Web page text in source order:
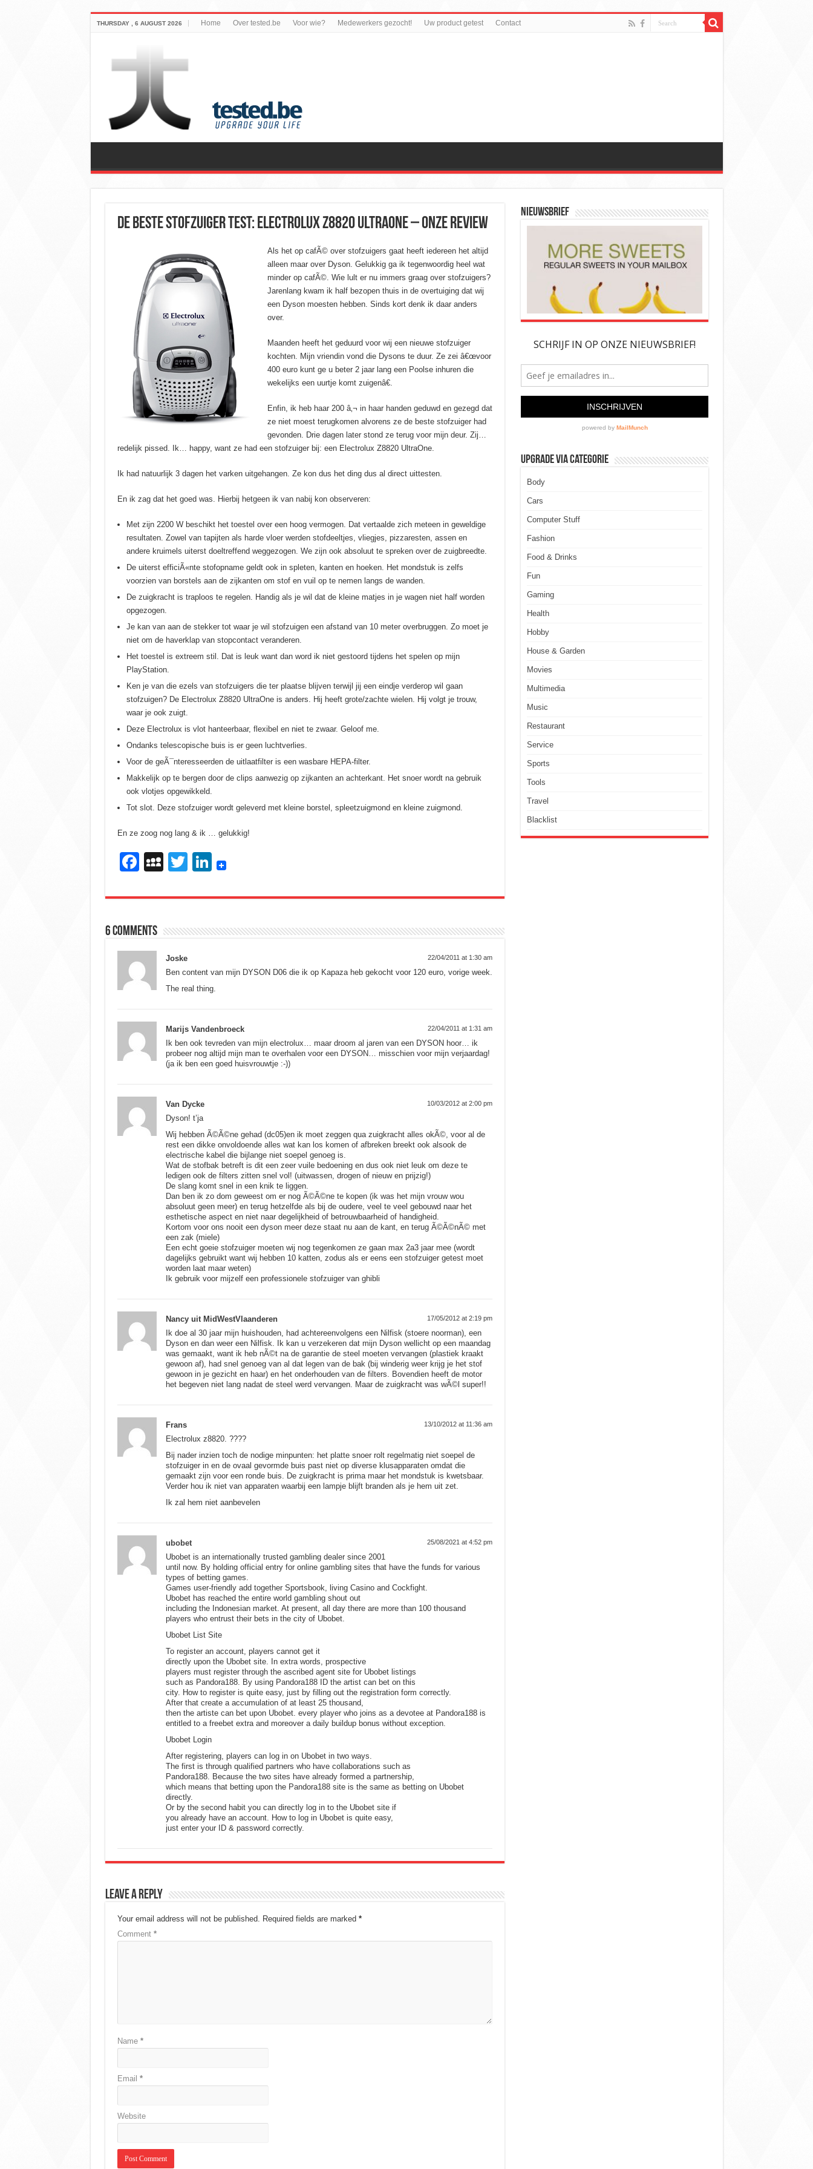
THURSDAY , 6 AUGUST 2026 Home Over tested.be Voor wie? Medewerkers gezocht! Uw product getest Contact
De beste stofzuiger test: Electrolux Z8820 UltraOne – Onze review
Als het op cafÃ© over stofzuigers gaat heeft iedereen het altijd
alleen maar over Dyson. Gelukkig ga ik tegenwoordig heel wat
minder op cafÃ©. Wie lult er nu immers graag over stofzuigers?
Jarenlang kwam ik half bezopen thuis in de overtuiging dat wij
een Dyson moesten hebben. Sinds kort denk ik daar anders
over.
Maanden heeft het geduurd voor wij een nieuwe stofzuiger
kochten. Mijn vriendin vond die Dysons te duur. Ze zei â€œvoor
400 euro kunt ge u beter 2 jaar lang een Poolse inhuren die
wekelijks een uurtje komt zuigenâ€.
Enfin, ik heb haar 200 â‚¬ in haar handen geduwd en gezegd dat
ze niet moest terugkomen alvorens ze de beste stofzuiger had
gevonden. Drie dagen later stond ze terug voor mijn deur. Zij…
redelijk pissed. Ik… happy, want ze had een stofzuiger bij: een Electrolux Z8820 UltraOne.
Ik had natuurlijk 3 dagen het varken uitgehangen. Ze kon dus het ding dus al direct uittesten.
En ik zag dat het goed was. Hierbij hetgeen ik van nabij kon observeren:
Met zijn 2200 W beschikt het toestel over een hoog vermogen. Dat vertaalde zich meteen in geweldige
resultaten. Zowel van tapijten als harde vloer werden stofdeeltjes, vliegjes, pizzaresten, assen en
andere kruimels uiterst doeltreffend weggezogen. We zijn ook absoluut te spreken over de zuigbreedte.
De uiterst efficiÃ«nte stofopname geldt ook in spleten, kanten en hoeken. Het mondstuk is zelfs
voorzien van borstels aan de zijkanten om stof en vuil op te nemen langs de wanden.
De zuigkracht is traploos te regelen. Handig als je wil dat de kleine matjes in je wagen niet half worden
opgezogen.
Je kan van aan de stekker tot waar je wil stofzuigen een afstand van 10 meter overbruggen. Zo moet je
niet om de haverklap van stopcontact veranderen.
Het toestel is extreem stil. Dat is leuk want dan word ik niet gestoord tijdens het spelen op mijn
PlayStation.
Ken je van die ezels van stofzuigers die ter plaatse blijven terwijl jij een eindje verderop wil gaan
stofzuigen? De Electrolux Z8820 UltraOne is anders. Hij heeft grote/zachte wielen. Hij volgt je trouw,
waar je ook zuigt.
Deze Electrolux is vlot hanteerbaar, flexibel en niet te zwaar. Geloof me.
Ondanks telescopische buis is er geen luchtverlies.
Voor de geÃ¯nteresseerden de uitlaatfilter is een wasbare HEPA-filter.
Makkelijk op te bergen door de clips aanwezig op zijkanten an achterkant. Het snoer wordt na gebruik
ook vlotjes opgewikkeld.
Tot slot. Deze stofzuiger wordt geleverd met kleine borstel, spleetzuigmond en kleine zuigmond.
En ze zoog nog lang & ik … gelukkig!
F
c
e
b
o
o
M
S
a
c
e
T
tt
Li
k
dI
6 comments
Joske 22/04/2011 at 1:30 am
Ben content van mijn DYSON D06 die ik op Kapaza heb gekocht voor 120 euro, vorige week.
The real thing.
Marijs Vandenbroeck 22/04/2011 at 1:31 am
Ik ben ook tevreden van mijn electrolux… maar droom al jaren van een DYSON hoor… ik
probeer nog altijd mijn man te overhalen voor een DYSON… misschien voor mijn verjaardag!
(ja ik ben een goed huisvrouwtje :-))
Van Dycke 10/03/2012 at 2:00 pm
Dyson! t’ja
Wij hebben Ã©Ã©ne gehad (dc05)en ik moet zeggen qua zuigkracht alles okÃ©, voor al de
rest een dikke onvoldoende alles wat kan los komen of afbreken breekt ook alsook de
electrische kabel die bijlange niet soepel genoeg is.
Wat de stofbak betreft is dit een zeer vuile bedoening en dus ook niet leuk om deze te
ledigen ook de filters zitten snel vol! (uitwassen, drogen of nieuw en prijzig!)
De slang komt snel in een knik te liggen.
Dan ben ik zo dom geweest om er nog Ã©Ã©ne te kopen (ik was het mijn vrouw wou
absoluut geen meer) en terug hetzelfde als bij de oudere, veel te veel gebouwd naar het
esthetische aspect en niet naar degelijkheid of betrouwbaarheid of handigheid.
Kortom voor ons nooit een dyson meer deze staat nu aan de kant, en terug Ã©Ã©nÃ© met
een zak (miele)
Een echt goeie stofzuiger moeten wij nog tegenkomen ze gaan max 2a3 jaar mee (wordt
dagelijks gebruikt want wij hebben 10 katten, zodus als er eens een stofzuiger getest moet
worden laat maar weten)
Ik gebruik voor mijzelf een professionele stofzuiger van ghibli
Nancy uit MidWestVlaanderen 17/05/2012 at 2:19 pm
Ik doe al 30 jaar mijn huishouden, had achtereenvolgens een Nilfisk (stoere noorman), een
Dyson en dan weer een Nilfisk. Ik kan u verzekeren dat mijn Dyson wellicht op een maandag
was gemaakt, want ik heb nÃ©t na de garantie de steel moeten vervangen (plastiek kraakt
gewoon af), had snel genoeg van al dat legen van de bak (bij winderig weer krijg je het stof
gewoon in je gezicht en haar) en het onderhouden van de filters. Bovendien heeft de motor
het begeven niet lang nadat de steel werd vervangen. Maar de zuigkracht was wÃ©l super!!
Frans 13/10/2012 at 11:36 am
Electrolux z8820. ????
Bij nader inzien toch de nodige minpunten: het platte snoer rolt regelmatig niet soepel de
stofzuiger in en de ovaal gevormde buis past niet op diverse klusapparaten omdat die
gemaakt zijn voor een ronde buis. De zuigkracht is prima maar het mondstuk is kwetsbaar.
Verder hou ik niet van apparaten waarbij een lampje blijft branden als je hem uit zet.
Ik zal hem niet aanbevelen
ubobet 25/08/2021 at 4:52 pm
Ubobet is an internationally trusted gambling dealer since 2001
until now. By holding official entry for online gambling sites that have the funds for various
types of betting games.
Games user-friendly add together Sportsbook, living Casino and Cockfight.
Ubobet has reached the entire world gambling shout out
including the Indonesian market. At present, all day there are more than 100 thousand
players who entrust their bets in the city of Ubobet.
Ubobet List Site
To register an account, players cannot get it
directly upon the Ubobet site. In extra words, prospective
players must register through the ascribed agent site for Ubobet listings
such as Pandora188. By using Pandora188 ID the artist can bet on this
city. How to register is quite easy, just by filling out the registration form correctly.
After that create a accumulation of at least 25 thousand,
then the artiste can bet upon Ubobet. every player who joins as a devotee at Pandora188 is
entitled to a freebet extra and moreover a daily buildup bonus without exception.
Ubobet Login
After registering, players can log in on Ubobet in two ways.
The first is through qualified partners who have collaborations such as
Pandora188. Because the two sites have already formed a partnership,
which means that betting upon the Pandora188 site is the same as betting on Ubobet
directly.
Or by the second habit you can directly log in to the Ubobet site if
you already have an account. How to log in Ubobet is quite easy,
just enter your ID & password correctly.
Leave a Reply
Your email address will not be published. Required fields are marked *
Comment *
Name *
Email *
Website
NIEUWSBRIEF
Upgrade via Categorie
Body
Cars
Computer Stuff
Fashion
Food & Drinks
Fun
Gaming
Health
Hobby
House & Garden
Movies
Multimedia
Music
Restaurant
Service
Sports
Tools
Travel
Blacklist